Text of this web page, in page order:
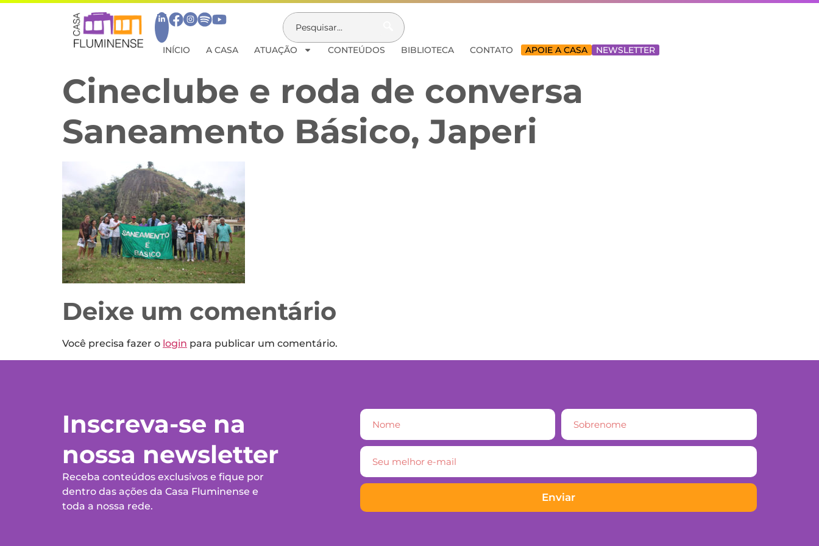
INÍCIO A CASA ATUAÇÃO CONTEÚDOS BIBLIOTECA CONTATO APOIE A CASA NEWSLETTER
Cineclube e roda de conversa
Saneamento Básico, Japeri
Deixe um comentário
Você precisa fazer o login para publicar um comentário.
Inscreva-se na
nossa newsletter
Receba conteúdos exclusivos e fique por
dentro das ações da Casa Fluminense e
toda a nossa rede.
Enviar